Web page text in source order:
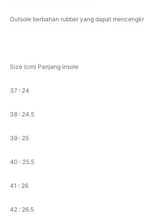
Outsole berbahan rubber yang dapat
Size (cm) Panjang insole
37 : 24
38 : 24.5
39 : 25
40 : 25.5
41 : 26
42 : 26.5